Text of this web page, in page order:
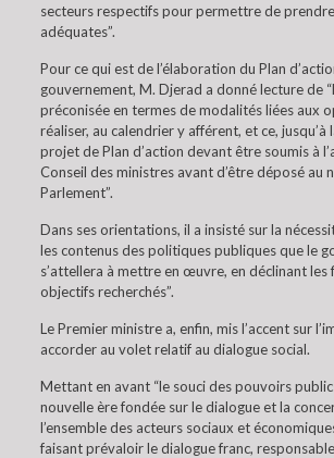
secteurs respectifs pour permettre de
adéquates”.
Pour ce qui est de l’élaboration du Plan
gouvernement, M. Djerad a donné lecture de
préconisée en termes de modalités liées aux
réaliser, au calendrier y afférent, et ce, jusqu’à
projet de Plan d’action devant être soumis à
Conseil des ministres avant d’être déposé au
Parlement”.
Dans ses orientations, il a insisté sur la
les contenus des politiques publiques que le
s’attellera à mettre en œuvre, en déclinant les
objectifs recherchés”.
Le Premier ministre a, enfin, mis l’accent sur
accorder au volet relatif au dialogue social.
Mettant en avant “le souci des pouvoirs
nouvelle ère fondée sur le dialogue et la
l’ensemble des acteurs sociaux et
faisant prévaloir le dialogue franc,